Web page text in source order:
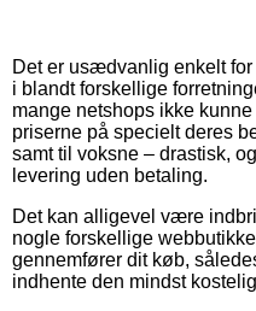
Det er usædvanlig enkelt
i blandt forskellige
mange netshops ikke
priserne på specielt deres
samt til voksne – drastisk,
levering uden betaling.
Det kan alligevel være
nogle forskellige
gennemfører dit køb,
indhente den mindst